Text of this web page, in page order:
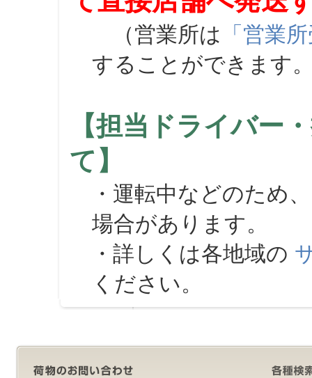
（営業所は 「営業
することができます
【担当ドライバー
て】
・運転中などのため
場合があります。
・詳しくは各地域の
ください。